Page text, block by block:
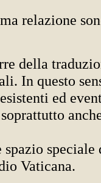
relazione
della
In questo
ed
speciale
Vaticana.